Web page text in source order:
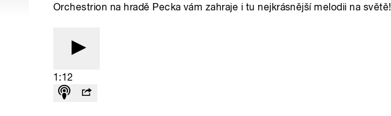
Orchestrion na hradě Pecka vám zahraje i tu nejkrásnější melodii na světě!
1:12